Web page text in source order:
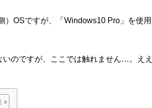
OSですが、「Windows10 Pro」を使用
のですが、ここでは触れません…。え